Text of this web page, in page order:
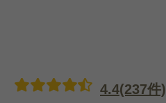
4.4(237件)